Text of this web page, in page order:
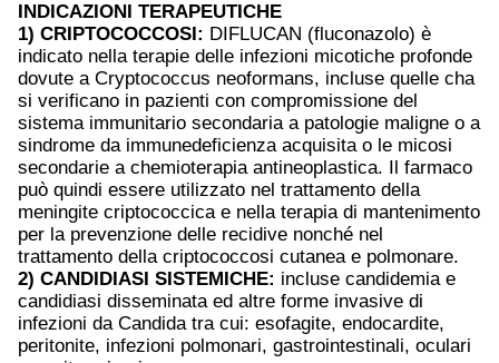
INDICAZIONI TERAPEUTICHE
1) CRIPTOCOCCOSI: DIFLUCAN (fluconazolo) è
indicato nella terapie delle infezioni micotiche profonde
dovute a Cryptococcus neoformans, incluse quelle cha
si verificano in pazienti con compromissione del
sistema immunitario secondaria a patologie maligne o a
sindrome da immunedeficienza acquisita o le micosi
secondarie a chemioterapia antineoplastica. Il farmaco
può quindi essere utilizzato nel trattamento della
meningite criptococcica e nella terapia di mantenimento
per la prevenzione delle recidive nonché nel
trattamento della criptococcosi cutanea e polmonare.
2) CANDIDIASI SISTEMICHE: incluse candidemia e
candidiasi disseminata ed altre forme invasive di
infezioni da Candida tra cui: esofagite, endocardite,
peritonite, infezioni polmonari, gastrointestinali, oculari